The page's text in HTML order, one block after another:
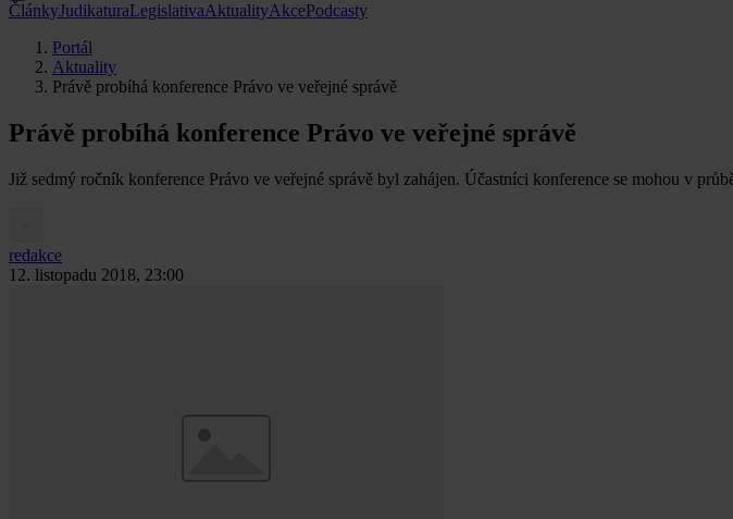
ČlánkyJudikaturaLegislativaAktualityAkcePodcasty
Portál
Aktuality
Právě probíhá konference Právo ve veřejné správě
Právě probíhá konference Právo ve veřejné správě
Již sedmý ročník konference Právo ve veřejné správě byl zahájen. Účastníci konference se mohou v
redakce
12. listopadu 2018, 23:00